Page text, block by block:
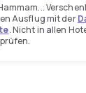
Ausflug mit der
. Nicht in allen